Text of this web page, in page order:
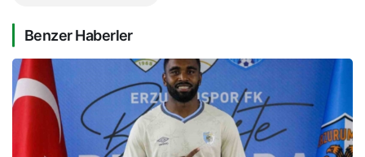
Benzer Haberler